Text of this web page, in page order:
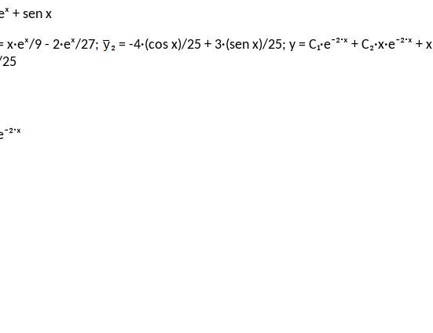
+ sen x
x·eˣ/9 - 2·eˣ/27;
₂ = -4·(cos x)/25 + 3·(sen x)/25; y = C₁·e⁻²˙ˣ + C₂·x·e⁻²˙ˣ